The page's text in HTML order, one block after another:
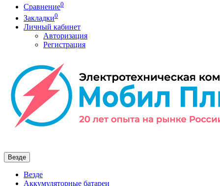
Сравнение0
Закладки0
Личный кабинет
Авторизация
Регистрация
Везде
Везде
Аккумуляторные батареи